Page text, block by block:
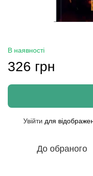
В наявності
326 грн
Увійти для
До обраного